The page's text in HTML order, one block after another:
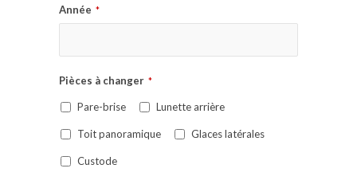
Année *
Pièces à changer *
Pare-brise Lunette arrière
Toit panoramique Glaces latérales
Custode